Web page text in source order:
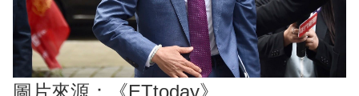
圖片來源：《ETtoday》